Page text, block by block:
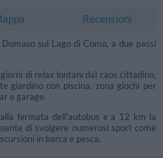
Recensioni
sul Lago di Como, a due passi
di relax lontani dal caos cittadino,
giardino con piscina, zona giochi per
e garage.
fermata dell'autobus e a 12 km la
di svolgere numerosi sport come
in barca e pesca.